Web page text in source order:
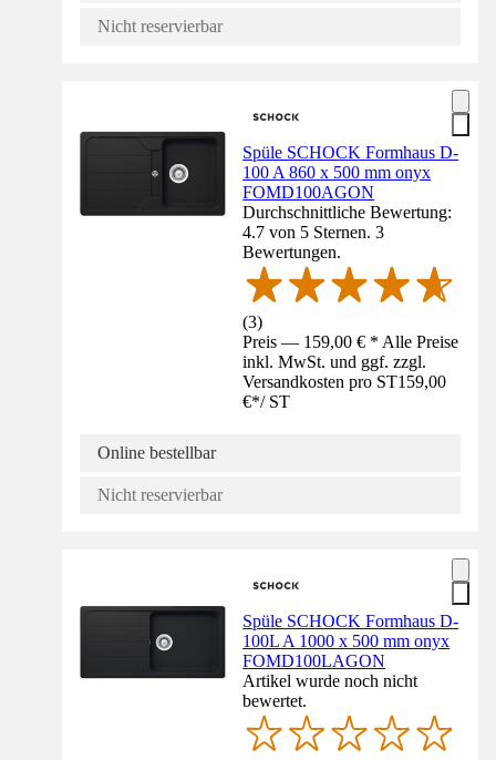
Nicht reservierbar
Spüle SCHOCK Formhaus D-
100 A 860 x 500 mm onyx
FOMD100AGON
Durchschnittliche Bewertung:
4.7 von 5 Sternen. 3
Bewertungen.
(3)
Preis — 159,00 € * Alle Preise
inkl. MwSt. und ggf. zzgl.
Versandkosten pro ST159,00
€*/ ST
Online bestellbar
Nicht reservierbar
Spüle SCHOCK Formhaus D-
100L A 1000 x 500 mm onyx
FOMD100LAGON
Artikel wurde noch nicht
bewertet.